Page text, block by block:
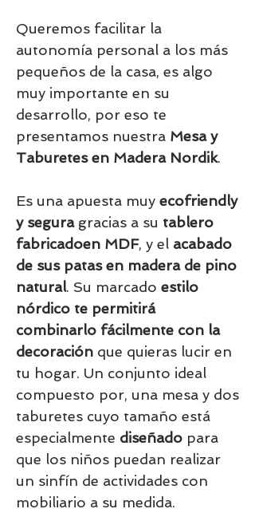
Queremos facilitar la
autonomía personal a los más
pequeños de la casa, es algo
muy importante en su
desarrollo, por eso te
presentamos nuestra Mesa y
Taburetes en Madera Nordik.
Es una apuesta muy ecofriendly
y seguragracias a su tablero
fabricadoen MDF, y el acabado
de sus patas en madera de pino
natural. Su marcado estilo
nórdico te permitirá
combinarlo fácilmente con la
decoración que quieras lucir en
tu hogar. Un conjunto ideal
compuesto por, una mesa y dos
taburetes cuyo tamaño está
especialmente diseñado para
que los niños puedan realizar
un sinfín de actividades con
mobiliario a su medida.